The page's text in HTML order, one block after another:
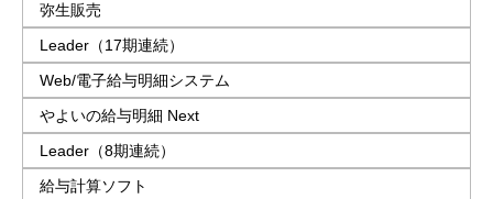
弥生販売
Leader（17期連続）
Web/電子給与明細システム
やよいの給与明細 Next
Leader（8期連続）
給与計算ソフト